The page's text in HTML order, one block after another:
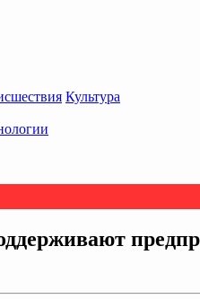
Культура